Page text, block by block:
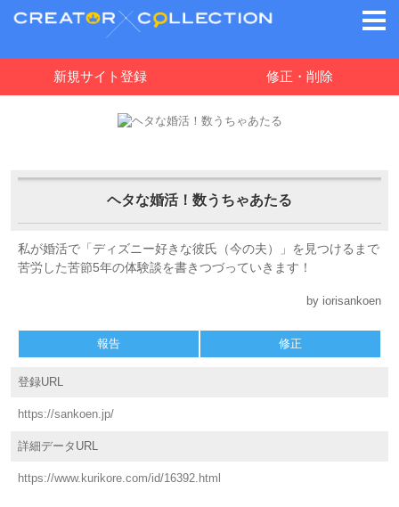
新規サイト登録 修正・削除
ヘタな婚活！数うちゃあたる
私が婚活で「ディズニー好きな彼氏（今の夫）」を見つけるまで
苦労した苦節5年の体験談を書きつづっていきます！
by iorisankoen
報告 修正
登録URL
https://sankoen.jp/
詳細データURL
https://www.kurikore.com/id/16392.html